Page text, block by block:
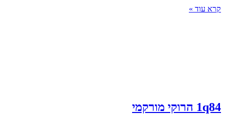
קרא עוד »
1q84 הרוקי מורקמי